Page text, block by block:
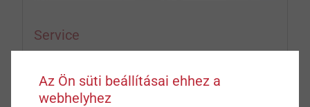
Service
We offer a wide range of services from feasibility
studies to technology support in series
Az Ön süti beállításai ehhez a
webhelyhez